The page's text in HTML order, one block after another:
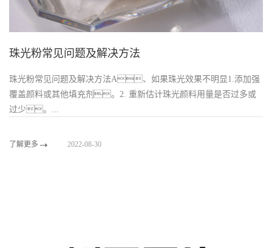
珠光粉常见问题及解决方法
珠光粉常见问题及解决方法A、如果珠光效果不明显1.添加强
覆盖颜料或其他填充剂。2. 重新估计珠光颜料用量是否过多或
过少。...
了解更多 2022-08-30